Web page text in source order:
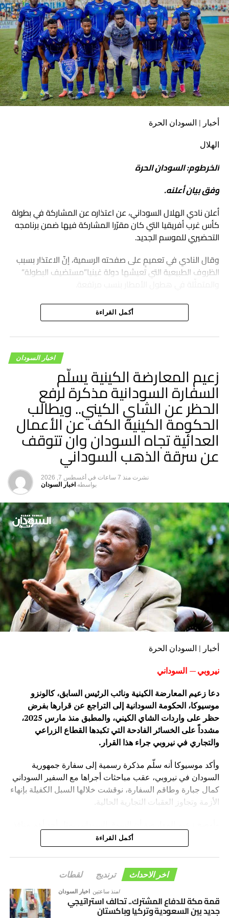
أخبار | السودان الحرة
الهلال
الخرطوم: السودان الحرة
وفق بيان أعلنه.
أعلن نادي الهلال السوداني، عن اعتذاره عن المشاركة في بطولة
كأس غرب أفريقيا التي كان مقرّرا المشاركة فيها ضمن برنامجه
التحضيري للموسم الجديد.
وقال النادي في تعميمٍ على صفحته الرسمية، إنّ الاعتذار بسبب
الظروف الطبيعية التي تعيشها دولة غينيا”مستضيف البطولة”
أكمل القراءة
اخبار السودان
زعيم المعارضة الكينية يسلّم
السفارة السودانية مذكرة لرفع
الحظر عن الشاي الكيني.. ويطالب
الحكومة الكينية الكف عن الأعمال
العدائية تجاه السودان وان تتوقف
عن سرقة الذهب السوداني
نشرت منذ 7 ساعات في أغسطس 7, 2026
بواسطه اخبار السودان
أخبار | السودان الحرة
نيروبي — السوداني
دعا زعيم المعارضة الكينية ونائب الرئيس السابق، كالونزو
موسيوكا، الحكومة السودانية إلى التراجع عن قرارها بفرض
حظر على واردات الشاي الكيني، والمطبق منذ مارس 2025،
مشدداً على الخسائر الفادحة التي تكبدها القطاع الزراعي
والتجاري في نيروبي جراء هذا القرار.
وأكد موسيوكا أنه سلّم مذكرة رسمية إلى سفارة جمهورية
السودان في نيروبي، عقب مباحثات أجراها مع السفير السوداني
كمال جبارة وطاقم السفارة، نوقشت خلالها السبل الكفيلة بإنهاء
الأزمة وتجاوز العقبات التجارية الحالية.
كيلوغرام من الشاي الكيني، بقيمة مالية تصل إلى 70 مليون
دولار، مما يجعله ضمن قائمة كبرى خمسة أسواق مستوردة لهذا
المنتج الحيوي.
وكشف موسيوكا عن تداعيات ميدانية مقلقة للحظر، مشيراً إلى
وجود أكثر من 3.44 مليون كيلوغرام من الشاي المحتجز حالياً
أكمل القراءة
اخر الاحداث ترنديج لقطات
اخبار السودان منذ ساعتين
قمة مكة للدفاع المشترك.. تحالف استراتيجي
جديد بين السعودية وتركيا وباكستان